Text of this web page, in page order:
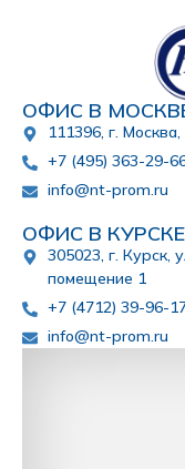
ОФИС В
111396, г.
+7 (495) 363-29-
info@nt-prom.ru
ОФИС В КУРСКЕ
305023, г. Курск,
помещение 1
+7 (4712) 39-96-
info@nt-prom.ru